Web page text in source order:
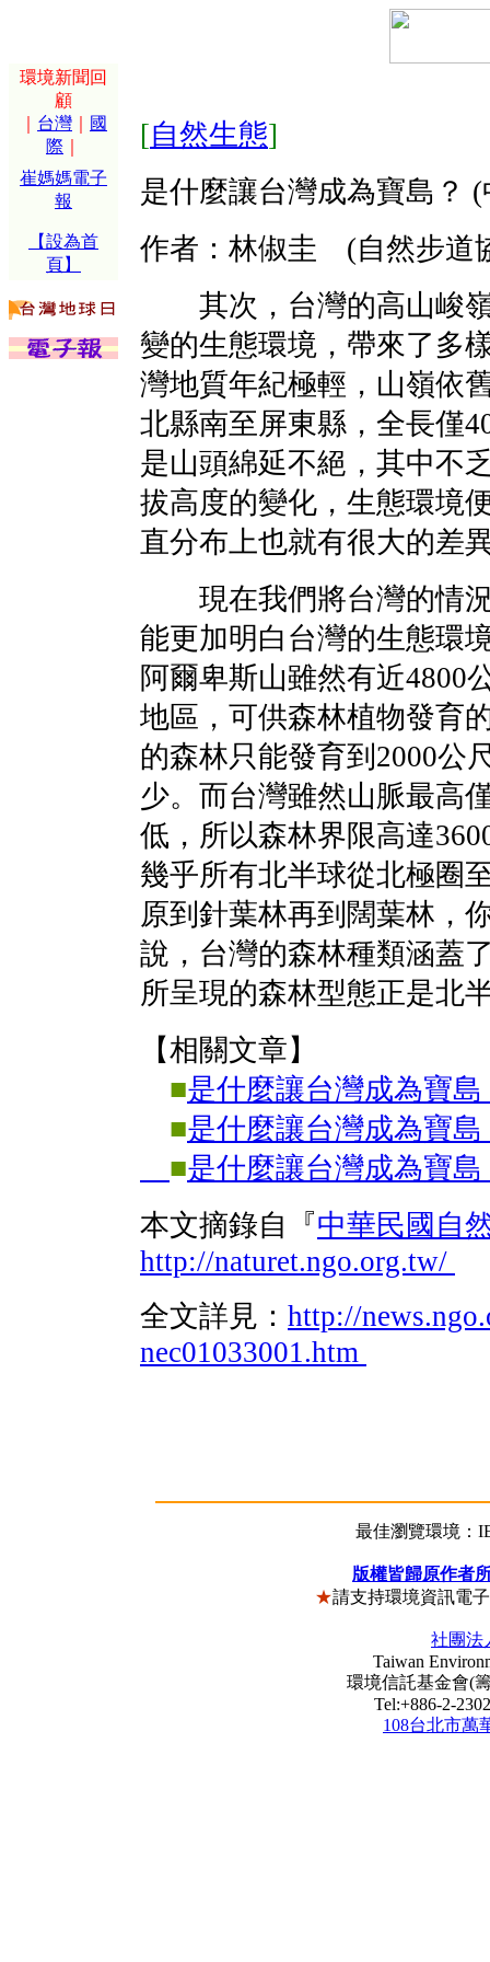
環境新聞回
顧
台灣
國
際
崔媽媽電子
報
【設為首
頁】
[自然生態]
是什麼讓台灣成為寶島？ (
作者：林俶圭 (自然步道
其次，台灣的高山峻嶺
變的生態環境，帶來了多
灣地質年紀極輕，山嶺依
北縣南至屏東縣，全長僅
是山頭綿延不絕，其中不
拔高度的變化，生態環境
直分布上也就有很大的差
現在我們將台灣的情況
能更加明白台灣的生態環
阿爾卑斯山雖然有近4800
地區，可供森林植物發育
的森林只能發育到2000公
少。而台灣雖然山脈最高
低，所以森林界限高達
幾乎所有北半球從北極圈
原到針葉林再到闊葉林，
說，台灣的森林種類涵蓋
所呈現的森林型態正是北
【相關文章】
■是什麼讓台灣成為寶島
■是什麼讓台灣成為寶島
■是什麼讓台灣成為寶島
本文摘錄自『中華民國自
http://naturet.ngo.org.tw/
全文詳見： http://
nec01033001.htm
最佳瀏覽環境：
版權皆歸原作者
★請支持環境資訊電
社團法
Taiwan
環境信託基金會(籌
Tel:+886-2-
108台北市萬